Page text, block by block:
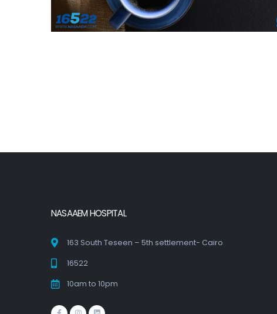
NASAAEM HOSPITAL
163 South Teseen – 5th settlement- Cairo
16522
10am to 10pm